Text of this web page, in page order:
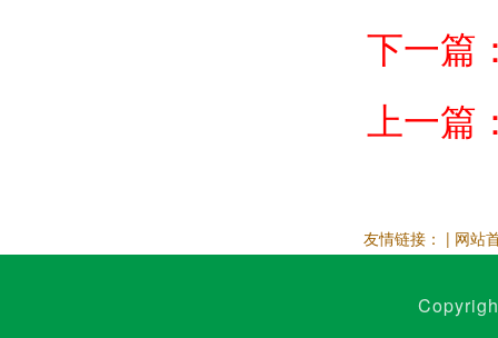
下一篇
上一
友情链接： | 网站